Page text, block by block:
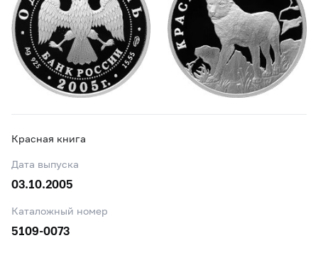
Красная книга
Дата выпуска
03.10.2005
Каталожный номер
5109-0073